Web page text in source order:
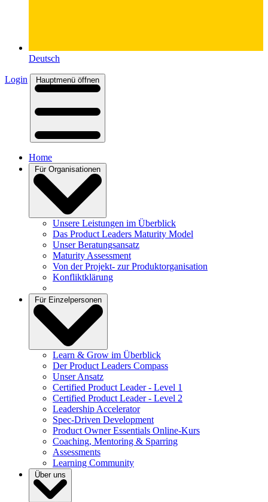
Deutsch
Login Hauptmenü öffnen
Home
Für Organisationen
Unsere Leistungen im Überblick
Das Product Leaders Maturity Model
Unser Beratungsansatz
Maturity Assessment
Von der Projekt- zur Produktorganisation
Konfliktklärung
Für Einzelpersonen
Learn & Grow im Überblick
Der Product Leaders Compass
Unser Ansatz
Certified Product Leader - Level 1
Certified Product Leader - Level 2
Leadership Accelerator
Spec-Driven Development
Product Owner Essentials Online-Kurs
Coaching, Mentoring & Sparring
Assessments
Learning Community
Über uns